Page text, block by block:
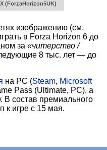
(ForzaHorizon5UK)
изображению (см.
в Forza Horizon 6 до
за «читерство /
8 тыс. лет — до
на PC (Steam, Microsoft
Pass (Ultimate, PC), а
В состав премиального
к игре с 15 мая.